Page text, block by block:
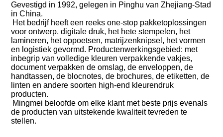
Gevestigd in 1992, gelegen in Pinghu van Zhejiang-Stad
in China.
Het bedrijf heeft een reeks one-stop pakketoplossingen
voor ontwerp, digitale druk, het hete stempelen, het
lamineren, het oppoetsen, matrijzenknipsel, het vormen
en logistiek gevormd. Productenwerkingsgebied: met
inbegrip van volledige kleuren verpakkende vakjes,
document verpakken de omslag, de enveloppen, de
handtassen, de blocnotes, de brochures, de etiketten, de
linten en andere soorten high-end kleurendruk
producten.
Mingmei beloofde om elke klant met beste prijs evenals
de producten van uitstekende kwaliteit tevreden te
stellen.